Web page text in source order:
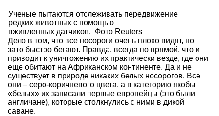
Ученые пытаются отслеживать передвижение
редких животных с помощью
вживленных датчиков. Фото Reuters
Дело в том, что все носороги очень плохо видят, но
зато быстро бегают. Правда, всегда по прямой, что и
приводит к уничтожению их практически везде, где они
еще обитают на Африканском континенте. Да и не
существует в природе никаких белых носорогов. Все
они – серо-коричневого цвета, а в категорию якобы
«белых» их записали первые европейцы (это были
англичане), которые столкнулись с ними в дикой
саване.